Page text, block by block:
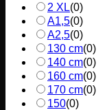
2 XL(0)
A1,5(0)
A2,5(0)
130 cm(0)
140 cm(0)
160 cm(0)
170 cm(0)
150(0)